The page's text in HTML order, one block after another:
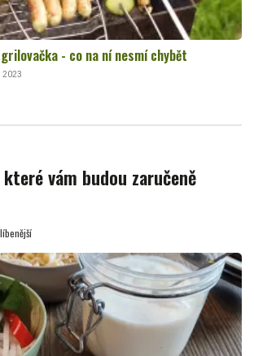
- co na ní nesmí chybět
2023
vám budou zaručeně